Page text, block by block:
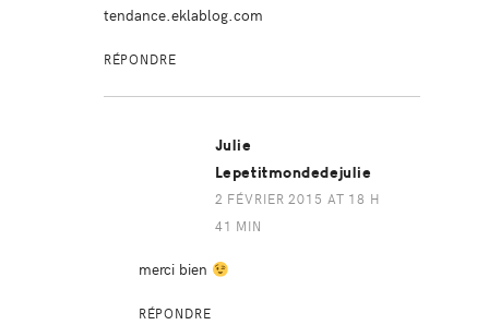
tendance.eklablog.com
RÉPONDRE
Julie
Lepetitmondedejulie
2 FÉVRIER 2015 AT 18 H
41 MIN
merci bien
RÉPONDRE